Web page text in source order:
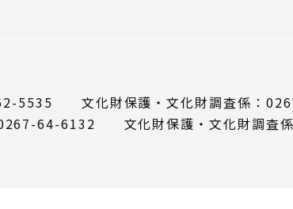
5535 文化財保護・文化財調査係：
0267-64-6132 文化財保護・文化財調査